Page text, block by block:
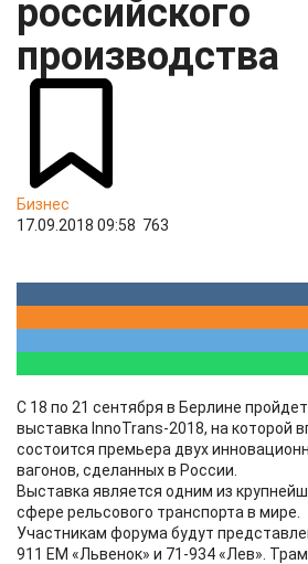
российского
производства
Бизнес
17.09.2018 09:58 763
С 18 по 21 сентября в Берлине
выставка InnoTrans-2018, на которой
состоится премьера двух
вагонов, сделанных в России.
Выставка является одним из
сфере рельсового транспорта в мире.
Участникам форума будут
911 ЕМ «Львенок» и 71-934 «Лев».